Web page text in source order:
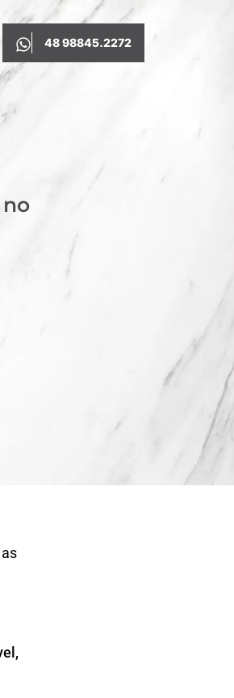
48 98845.2272